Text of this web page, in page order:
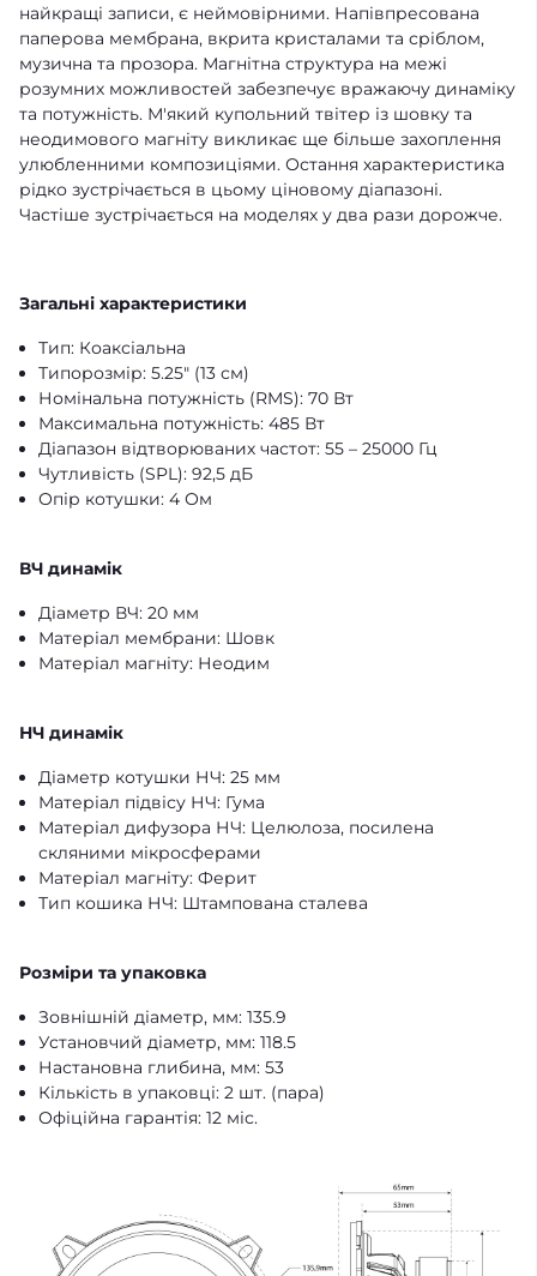
найкращі записи, є неймовірними. Напівпресована
паперова мембрана, вкрита кристалами та сріблом,
музична та прозора. Магнітна структура на межі
розумних можливостей забезпечує вражаючу динаміку
та потужність. М'який купольний твітер із шовку та
неодимового магніту викликає ще більше захоплення
улюбленними композиціями. Остання характеристика
рідко зустрічається в цьому ціновому діапазоні.
Частіше зустрічається на моделях у два рази дорожче.
Загальні характеристики
Тип: Коаксіальна
Типорозмір: 5.25" (13 см)
Номінальна потужність (RMS): 70 Вт
Максимальна потужність: 485 Вт
Діапазон відтворюваних частот: 55 – 25000 Гц
Чутливість (SPL): 92,5 дБ
Опір котушки: 4 Ом
ВЧ динамік
Діаметр ВЧ: 20 мм
Матеріал мембрани: Шовк
Матеріал магніту: Неодим
НЧ динамік
Діаметр котушки НЧ: 25 мм
Матеріал підвісу НЧ: Гума
Матеріал дифузора НЧ: Целюлоза, посилена
скляними мікросферами
Матеріал магніту: Ферит
Тип кошика НЧ: Штампована сталева
Розміри та упаковка
Зовнішній діаметр, мм: 135.9
Установчий діаметр, мм: 118.5
Настановна глибина, мм: 53
Кількість в упаковці: 2 шт. (пара)
Офіційна гарантія: 12 міс.